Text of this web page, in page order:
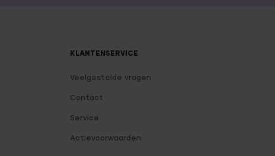
KLANTENSERVICE
Veelgestelde vragen
Contact
Service
Actievoorwaarden